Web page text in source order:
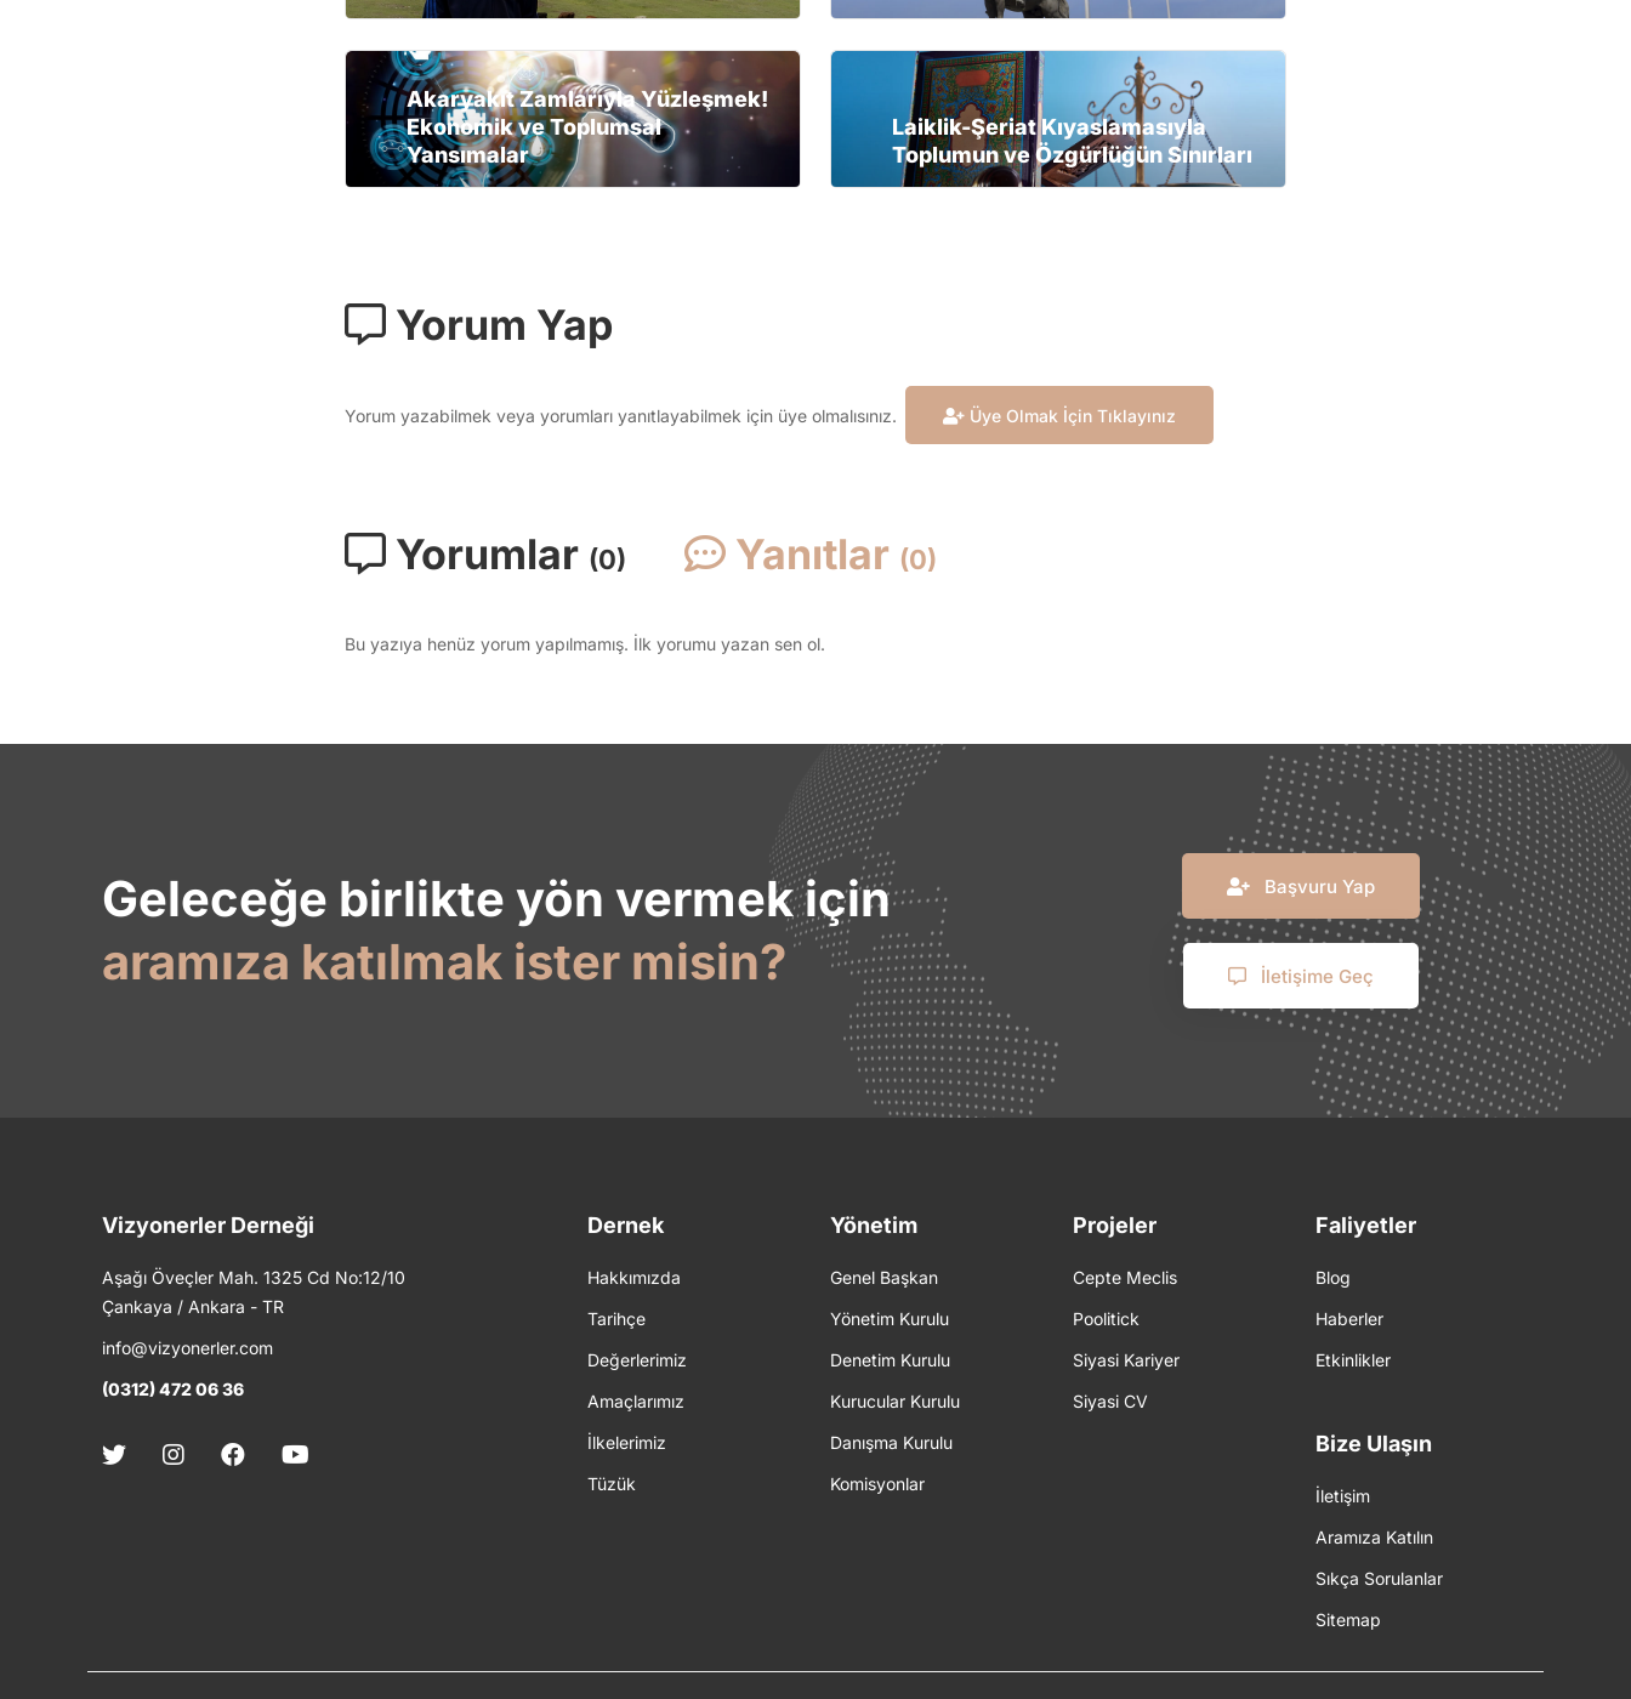
Akaryakıt Zamlarıyla Yüzleşmek!
Ekonomik ve Toplumsal
Yansımalar
Laiklik-Şeriat Kıyaslamasıyla
Toplumun ve Özgürlüğün Sınırları
Yorum Yap
Yorum yazabilmek veya yorumları yanıtlayabilmek için üye olmalısınız. Üye Olmak İçin Tıklayınız
Yorumlar (0) Yanıtlar (0)
Bu yazıya henüz yorum yapılmamış. İlk yorumu yazan sen ol.
Geleceğe birlikte yön vermek için
aramıza katılmak ister misin?
Başvuru Yap
İletişime Geç
Vizyonerler Derneği
Aşağı Öveçler Mah. 1325 Cd No:12/10
Çankaya / Ankara - TR
info@vizyonerler.com
(0312) 472 06 36
Dernek
Hakkımızda
Tarihçe
Değerlerimiz
Amaçlarımız
İlkelerimiz
Tüzük
Yönetim
Genel Başkan
Yönetim Kurulu
Denetim Kurulu
Kurucular Kurulu
Danışma Kurulu
Komisyonlar
Projeler
Cepte Meclis
Poolitick
Siyasi Kariyer
Siyasi CV
Faliyetler
Blog
Haberler
Etkinlikler
Bize Ulaşın
İletişim
Aramıza Katılın
Sıkça Sorulanlar
Sitemap